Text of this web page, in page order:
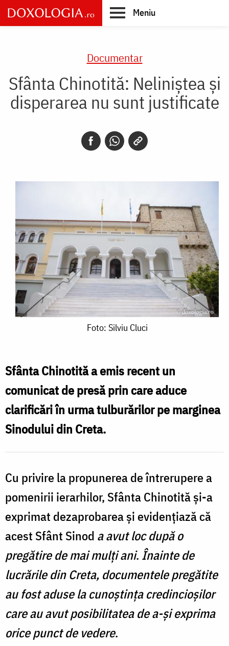
Skip
to
main
Meniu
Documentar
Sfânta Chinotită: Neliniştea şi
disperarea nu sunt justificate
Cluci
Foto: Silviu Cluci
Sfânta Chinotită a emis recent un
comunicat de presă prin care aduce
clarificări în urma tulburărilor pe marginea
Sinodului din Creta.
Cu privire la propunerea de întrerupere a
pomenirii ierarhilor, Sfânta Chinotită şi-a
exprimat dezaprobarea şi evidenţiază că
acest Sfânt Sinod a avut loc după o
pregătire de mai mulți ani. Înainte de
lucrările din Creta, documentele pregătite
au fost aduse la cunoștința credincioșilor
care au avut posibilitatea de a-şi exprima
orice punct de vedere.